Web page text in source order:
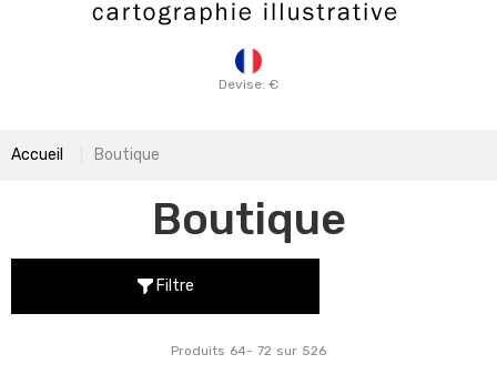
Devise: €
Accueil Boutique
Boutique
Filtre
Produits 64- 72 sur 526